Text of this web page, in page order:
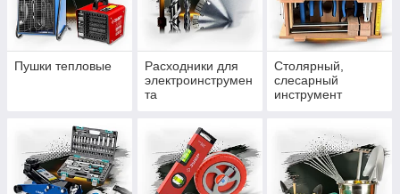
Пушки тепловые
Расходники для
электроинструмен
та
Столярный,
слесарный
инструмент